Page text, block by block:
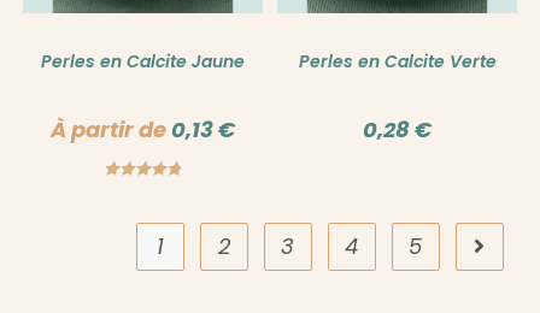
Perles en Calcite Jaune
À partir de 0,13€
Perles en Calcite Verte
0,28€
1 2 3 4 5